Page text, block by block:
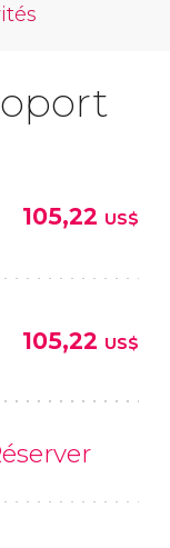
105,22 US$
105,22 US$